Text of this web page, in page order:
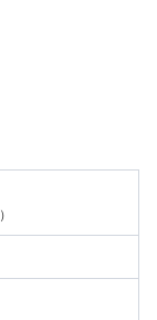
）